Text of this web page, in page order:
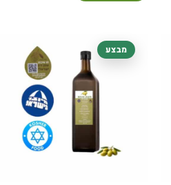
מבצע
המחיר
המקורי
היה:
70.00 ₪.
הנוכחי
62.00 ₪.